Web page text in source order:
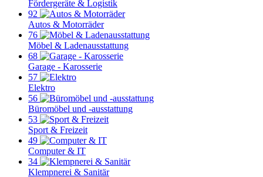
Fördergeräte & Logistik
92
Autos & Motorräder
76
Möbel & Ladenausstattung
68
Garage - Karosserie
57
Elektro
56
Büromöbel und -ausstattung
53
Sport & Freizeit
49
Computer & IT
34
Klempnerei & Sanitär